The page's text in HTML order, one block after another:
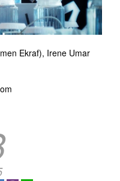
Ekraf), Irene Umar